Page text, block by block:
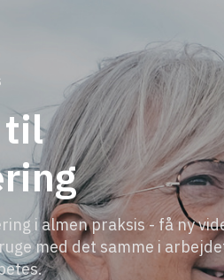
til
i almen praksis - få ny
med det samme i